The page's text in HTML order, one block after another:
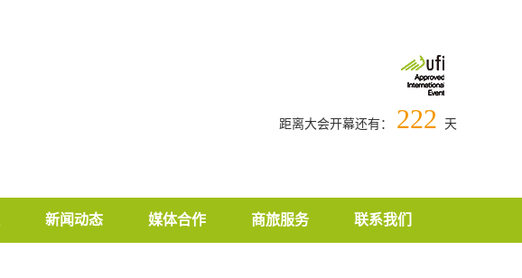
距离大会开幕还有： 222 天
新闻动态 媒体合作 商旅服务 联系我们